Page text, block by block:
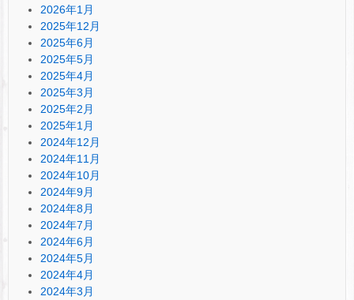
2026年1月
2025年12月
2025年6月
2025年5月
2025年4月
2025年3月
2025年2月
2025年1月
2024年12月
2024年11月
2024年10月
2024年9月
2024年8月
2024年7月
2024年6月
2024年5月
2024年4月
2024年3月